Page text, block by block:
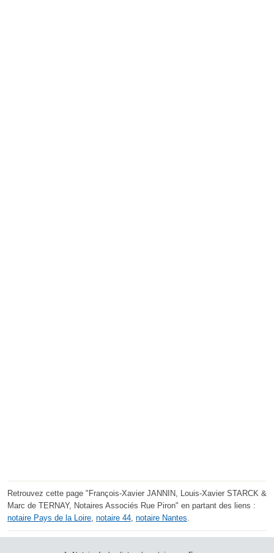
Retrouvez cette page "François-Xavier JANNIN, Louis-Xavier STARCK &
Marc de TERNAY, Notaires Associés Rue Piron" en partant des liens :
notaire Pays de la Loire, notaire 44, notaire Nantes.